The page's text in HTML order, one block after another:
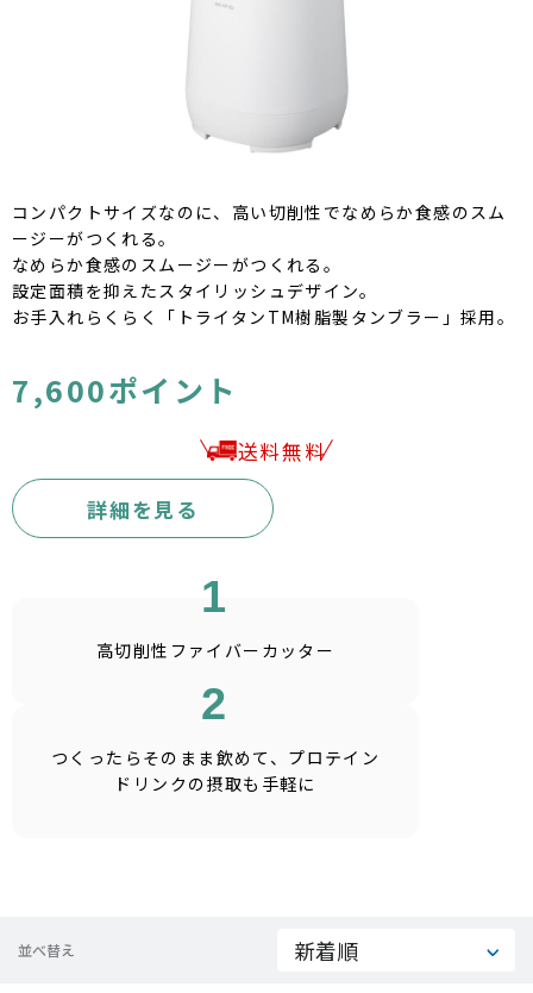
コンパクトサイズなのに、高い切削性でなめらか食感のスム
ージーがつくれる。
なめらか食感のスムージーがつくれる。
設定面積を抑えたスタイリッシュデザイン。
お手入れらくらく「トライタンTM樹脂製タンブラー」採用。
7,600ポイント
送料無料
詳細を見る
1
高切削性 ファイバーカッター
2
つくったらそのまま飲めて、プロテイン
ドリンクの摂取も手軽に
並べ替え